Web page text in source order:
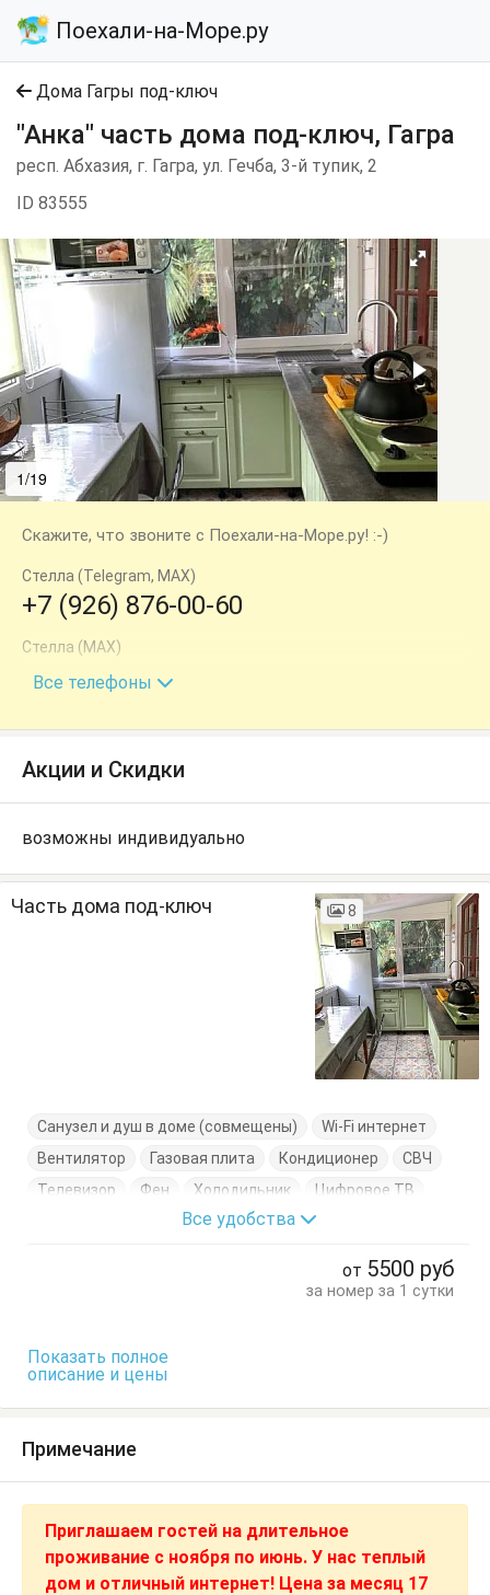
Поехали-на-Море.ру
Дома Гагры под-ключ
"Анка" часть дома под-ключ, Гагра
респ. Абхазия, г. Гагра, ул. Гечба, 3-й тупик, 2
ID 83555
1/19
Скажите, что звоните с Поехали-на-Море.ру! :-)
Стелла (Telegram, MAX)
+7 (926) 876-00-60
Стелла (MAX)
+7 (940) 714-05-72
Все телефоны
Акции и Скидки
возможны индивидуально
Часть дома под-ключ 8
Санузел и душ в доме (совмещены)
Wi-Fi интернет
Вентилятор
Газовая плита Кондиционер
СВЧ
Телевизор
Фен Холодильник
Цифровое ТВ
Вешалка
Гардеробная
Посуда
Все удобства
от 5500 руб
за номер за 1 сутки
Показать полное
описание и цены
Примечание
Приглашаем гостей на длительное
проживание с ноября по июнь. У нас теплый
дом и отличный интернет! Цена за месяц 17